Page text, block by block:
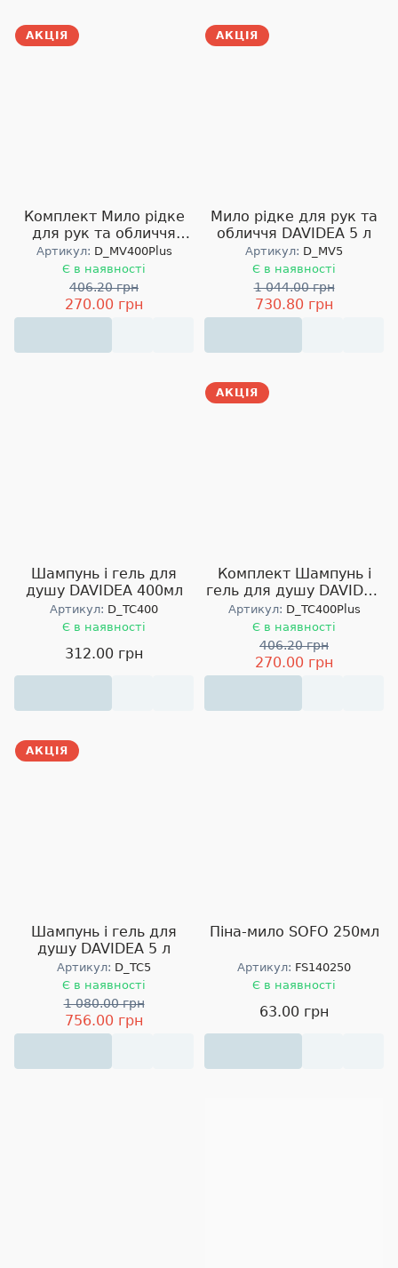
АКЦІЯ
Комплект Мило рідке
для рук та обличчя
DAVIDEA 400мл та
тримач пляшки
Артикул: D_MV400Plus
Є в наявності
406.20 грн
270.00 грн
АКЦІЯ
Мило рідке для рук та
обличчя DAVIDEA 5 л
Артикул: D_MV5
Є в наявності
1 044.00 грн
730.80 грн
Шампунь і гель для
душу DAVIDEA 400мл
Артикул: D_TC400
Є в наявності
312.00 грн
АКЦІЯ
Комплект Шампунь і
гель для душу DAVIDEA
400мл та тримач
пляшки
Артикул: D_TC400Plus
Є в наявності
406.20 грн
270.00 грн
АКЦІЯ
Шампунь і гель для
душу DAVIDEA 5 л
Артикул: D_TC5
Є в наявності
1 080.00 грн
756.00 грн
Піна-мило SOFO 250мл
Артикул: FS140250
Є в наявності
63.00 грн